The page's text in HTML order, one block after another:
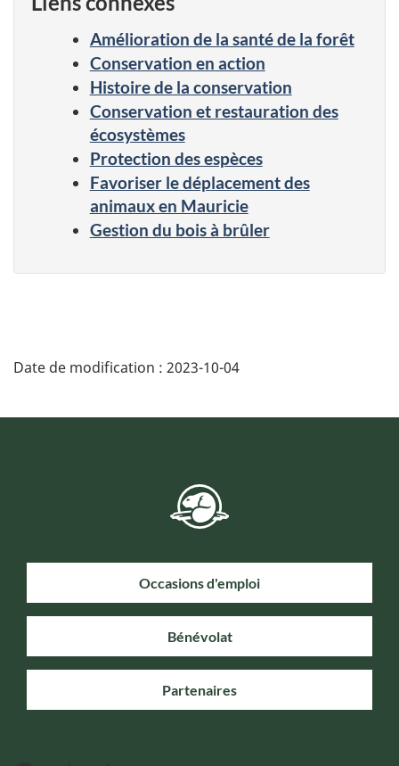
Amélioration de la santé de la forêt
Conservation en action
Histoire de la conservation
Conservation et restauration des
écosystèmes
Protection des espèces
Favoriser le déplacement des
animaux en Mauricie
Gestion du bois à brûler
Date de modification : 2023-10-04
Occasions d'emploi
Bénévolat
Partenaires